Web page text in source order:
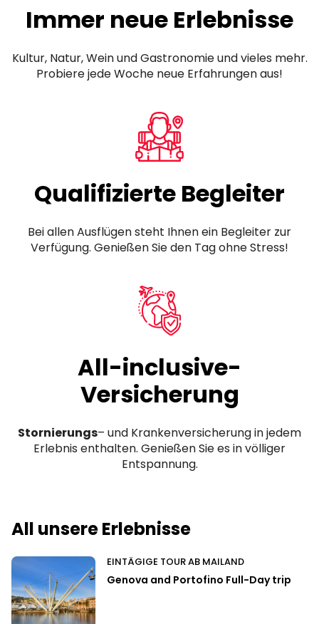
Immer neue Erlebnisse
Kultur, Natur, Wein und Gastronomie und vieles mehr.
Probiere jede Woche neue Erfahrungen aus!
Qualifizierte Begleiter
Bei allen Ausflügen steht Ihnen ein Begleiter zur
Verfügung. Genießen Sie den Tag ohne Stress!
All-inclusive-
Versicherung
Stornierungs– und Krankenversicherung in jedem
Erlebnis enthalten. Genießen Sie es in völliger
Entspannung.
All unsere Erlebnisse
EINTÄGIGE TOUR AB MAILAND
Genova and Portofino Full-Day trip